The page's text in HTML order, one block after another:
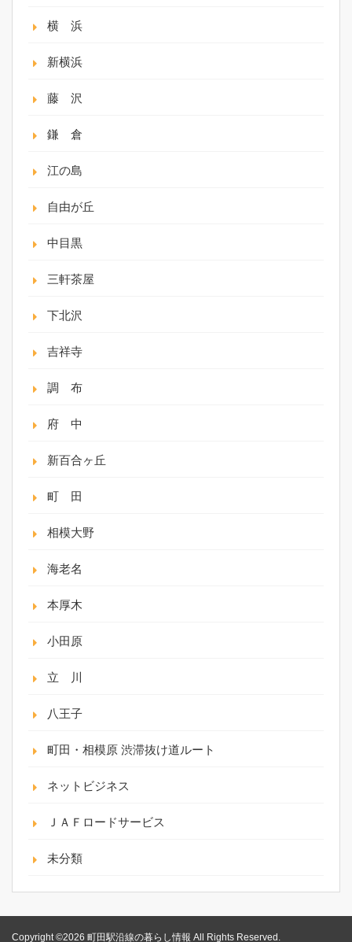
横 浜
新横浜
藤 沢
鎌 倉
江の島
自由が丘
中目黒
三軒茶屋
下北沢
吉祥寺
調 布
府 中
新百合ヶ丘
町 田
相模大野
海老名
本厚木
小田原
立 川
八王子
町田・相模原 渋滞抜け道ルート
ネットビジネス
ＪＡＦロードサービス
未分類
Copyright ©2026 町田駅沿線の暮らし情報 All Rights Reserved.